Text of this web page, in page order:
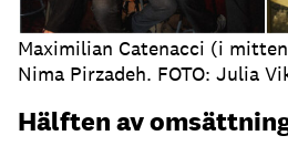
Maximilian Catenacci (i
Nima Pirzadeh. FOTO: Julia
Hälften av